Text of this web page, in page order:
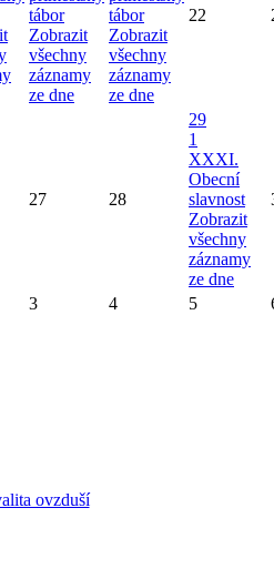
tábor
Zobrazit
všechny
záznamy
ze dne
tábor
Zobrazit
všechny
záznamy
ze dne
22
27 28
29
1
XXXI.
Obecní
slavnost
Zobrazit
všechny
záznamy
ze dne
3 4 5